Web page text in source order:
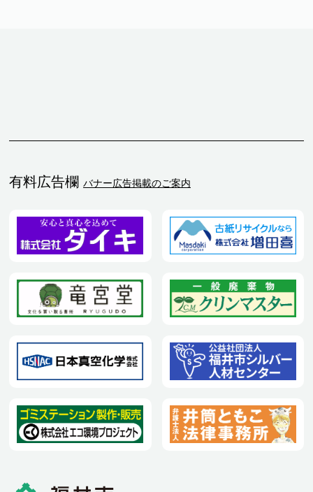
有料広告欄 バナー広告掲載のご案内